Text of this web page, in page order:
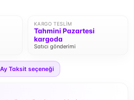
KARGO TESLIM
Tahmini Pazartesi
kargoda
Satıcı gönderimi
Ay Taksit seçeneği